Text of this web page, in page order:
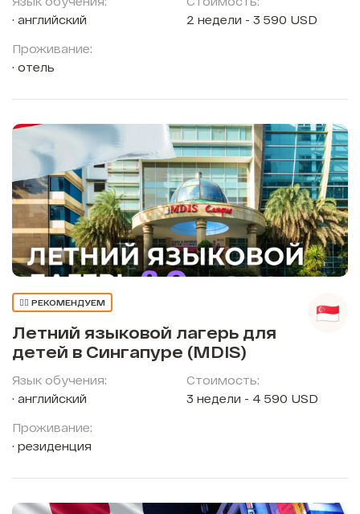
английский
Проживание:
отель
2 недели - 3 590 USD
👍🏼 РЕКОМЕНДУЕМ
Летний языковой лагерь для
детей в Сингапуре (MDIS)
Язык обучения:
английский
Проживание:
резиденция
Стоимость:
3 недели - 4 590 USD